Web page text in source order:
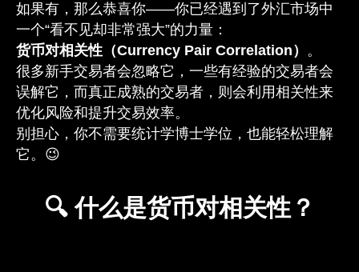
如果有，那么恭喜你——你已经遇到了外汇市场中
一个“看不见却非常强大”的力量：
货币对相关性（Currency Pair Correlation） 。
很多新手交易者会忽略它，一些有经验的交易者会
误解它，而真正成熟的交易者，则会利用相关性来
优化风险和提升交易效率。
别担心，你不需要统计学博士学位，也能轻松理解
它。😉
🔍 什么是货币对相关性？